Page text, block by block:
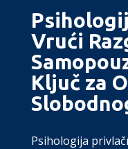
Vrući
Ključ za
Psihologija